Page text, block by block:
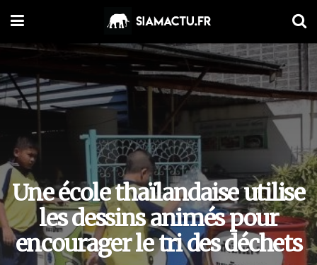
Une école thaïlandaise utilise
les dessins animés pour
encourager le tri des déchets